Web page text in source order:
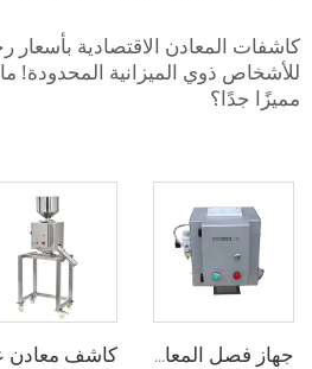
كاشفات المعادن الاقتصادية بأسعار
للأشخاص ذوي الميزانية المحدودة!
مميزًا جدًا؟
جهاز فصل المعادن الحر المتدفق لآلة تشكيل البلاستيك بالحقن